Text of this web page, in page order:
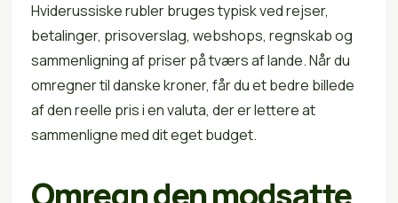
Hviderussiske rubler bruges typisk ved rejser,
betalinger, prisoverslag, webshops, regnskab og
sammenligning af priser på tværs af lande. Når du
omregner til danske kroner, får du et bedre billede
af den reelle pris i en valuta, der er lettere at
sammenligne med dit eget budget.